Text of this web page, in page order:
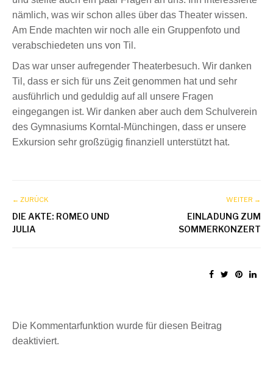
nämlich, was wir schon alles über das Theater wissen.
Am Ende machten wir noch alle ein Gruppenfoto und
verabschiedeten uns von Til.
Das war unser aufregender Theaterbesuch. Wir danken
Til, dass er sich für uns Zeit genommen hat und sehr
ausführlich und geduldig auf all unsere Fragen
eingegangen ist. Wir danken aber auch dem Schulverein
des Gymnasiums Korntal-Münchingen, dass er unsere
Exkursion sehr großzügig finanziell unterstützt hat.
← ZURÜCK
DIE AKTE: ROMEO UND
JULIA
WEITER →
EINLADUNG ZUM
SOMMERKONZERT
Die Kommentarfunktion wurde für diesen Beitrag
deaktiviert.